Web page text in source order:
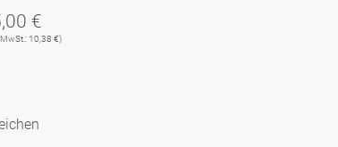
€
10,38 €)